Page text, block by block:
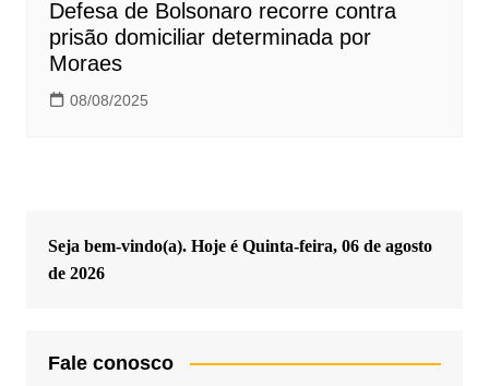
Defesa de Bolsonaro recorre contra
prisão domiciliar determinada por
Moraes
08/08/2025
Seja bem-vindo(a). Hoje é Quinta-feira, 06 de agosto
de 2026
Fale conosco